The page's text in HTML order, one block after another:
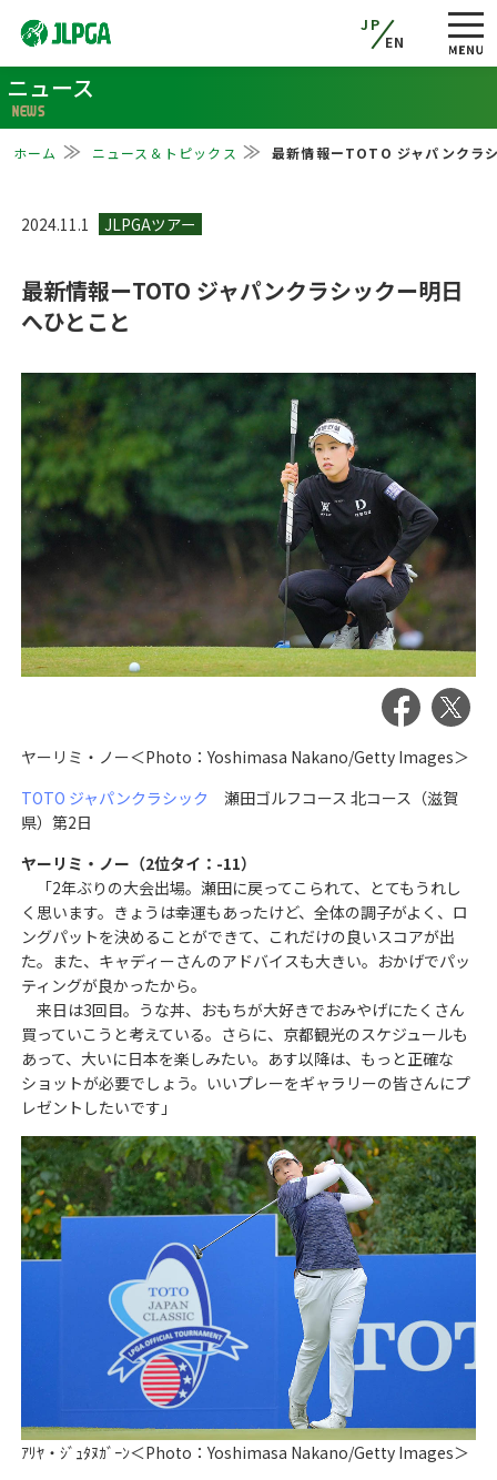
JP
EN
ニュース
NEWS
ホーム ニュース＆トピックス 最新情報ーTOTO ジャパンクラ
2024.11.1
最新情報ーTOTO ジャパンクラシックー明日
へひとこと
ヤーリミ・ノー＜Photo：Yoshimasa Nakano/Getty Images＞
TOTO ジャパンクラシック 瀬田ゴルフコース 北コース（滋賀
県）第2日
ヤーリミ・ノー（2位タイ：-11）
「2年ぶりの大会出場。瀬田に戻ってこられて、とてもうれし
く思います。きょうは幸運もあったけど、全体の調子がよく、ロ
ングパットを決めることができて、これだけの良いスコアが出
た。また、キャディーさんのアドバイスも大きい。おかげでパッ
ティングが良かったから。
来日は3回目。うな丼、おもちが大好きでおみやげにたくさん
買っていこうと考えている。さらに、京都観光のスケジュールも
あって、大いに日本を楽しみたい。あす以降は、もっと正確な
ショットが必要でしょう。いいプレーをギャラリーの皆さんにプ
レゼントしたいです」
ｱﾘﾔ・ｼﾞｭﾀﾇｶﾞｰﾝ＜Photo：Yoshimasa Nakano/Getty Images＞